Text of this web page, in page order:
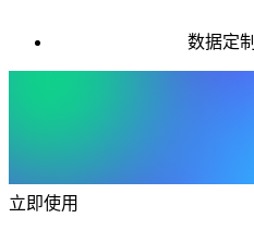
数据定制
立即使用